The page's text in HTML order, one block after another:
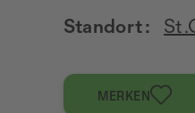
Standort :
MERKEN